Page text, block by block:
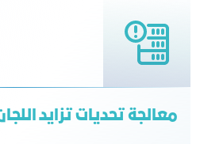
معالجة تحديات تزايد